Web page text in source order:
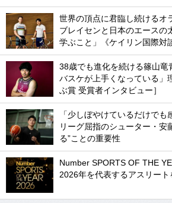
世界の頂点に君臨し続けるオ
ブレイセンと日本のエースの
学ぶこと」《ケイリン国際対
38歳でも進化を続ける篠山竜
バスケが上手くなっている」
ぶ賞 受賞者インタビュー］
「少しぼやけているだけで
リーグ屈指のシューター・安
る”ことの重要性
Number SPORTS OF THE
2026年を代表するアスリート